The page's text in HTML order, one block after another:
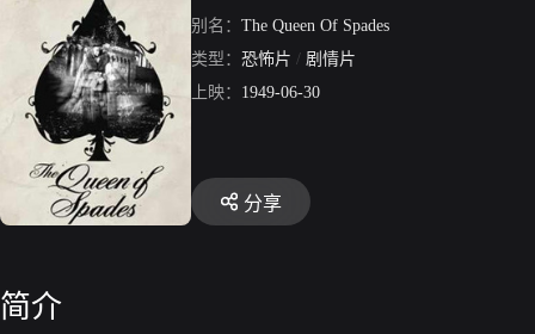
别名： The Queen Of Spades
类型： 恐怖片 / 剧情片
上映： 1949-06-30
分享
简介